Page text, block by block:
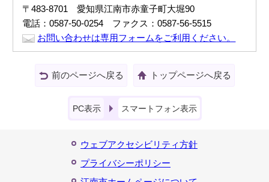
〒483-8701 愛知県江南市赤童子町大堀90
電話：0587-50-0254 ファクス：0587-56-5515
お問い合わせは専用フォームをご利用ください。
前のページへ戻る トップページへ戻る
PC表示 スマートフォン表示
ウェブアクセシビリティ方針
プライバシーポリシー